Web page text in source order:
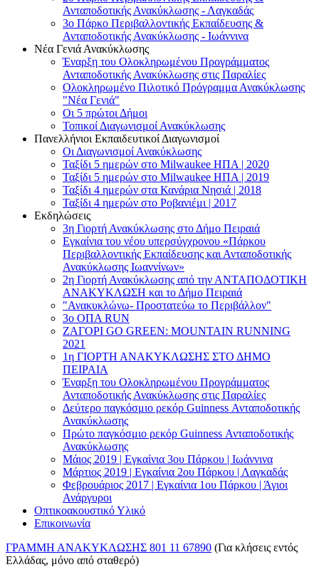
Ανταποδοτικής Ανακύκλωσης - Λαγκαδάς
3o Πάρκο Περιβαλλοντικής Εκπαίδευσης &
Ανταποδοτικής Ανακύκλωσης - Ιωάννινα
Νέα Γενιά Ανακύκλωσης
Έναρξη του Ολοκληρωμένου Προγράμματος
Ανταποδοτικής Ανακύκλωσης στις Παραλίες
Ολοκληρωμένο Πιλοτικό Πρόγραμμα Ανακύκλωσης
"Νέα Γενιά"
Οι 5 πρώτοι Δήμοι
Τοπικοί Διαγωνισμοί Ανακύκλωσης
Πανελλήνιοι Εκπαιδευτικοί Διαγωνισμοί
Οι Διαγωνισμοί Ανακύκλωσης
Ταξίδι 5 ημερών στο Milwaukee HΠΑ | 2020
Ταξίδι 5 ημερών στο Milwaukee HΠΑ | 2019
Ταξίδι 4 ημερών στα Κανάρια Νησιά | 2018
Ταξίδι 4 ημερών στο Ροβανιέμι | 2017
Εκδηλώσεις
3η Γιορτή Ανακύκλωσης στο Δήμο Πειραιά
Εγκαίνια του νέου υπερσύγχρονου «Πάρκου
Περιβαλλοντικής Εκπαίδευσης και Ανταποδοτικής
Ανακύκλωσης Ιωαννίνων»
2η Γιορτή Ανακύκλωσης από την ΑΝΤΑΠΟΔΟΤΙΚΗ
AΝΑΚΥΚΛΩΣΗ και το Δήμο Πειραιά
"Ανακυκλώνω- Προστατεύω το Περιβάλλον"
3o ΟΠΑ RUN
ZΑΓΟΡΙ GO GREEN: MOUNTAIN RUNNING
2021
1η ΓΙΟΡΤΗ ΑΝΑΚΥΚΛΩΣΗΣ ΣΤΟ ΔΗΜΟ
ΠΕΙΡΑΙΑ
Έναρξη του Ολοκληρωμένου Προγράμματος
Ανταποδοτικής Ανακύκλωσης στις Παραλίες
Δεύτερο παγκόσμιο ρεκόρ Guinness Ανταποδοτικής
Ανακύκλωσης
Πρώτο παγκόσμιο ρεκόρ Guinness Ανταποδοτικής
Ανακύκλωσης
Μάιος 2019 | Εγκαίνια 3ου Πάρκου | Ιωάννινα
Μάρτιος 2019 | Εγκαίνια 2ου Πάρκου | Λαγκαδάς
Φεβρουάριος 2017 | Εγκαίνια 1ου Πάρκου | Άγιοι
Ανάργυροι
Οπτικοακουστικό Υλικό
Επικοινωνία
ΓΡΑΜΜΗ ΑΝΑΚΥΚΛΩΣΗΣ 801 11 67890 (Για κλήσεις εντός
Ελλάδας, μόνο από σταθερό)